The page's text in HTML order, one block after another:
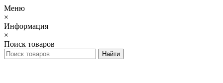
Меню
×
Информация
×
Поиск товаров